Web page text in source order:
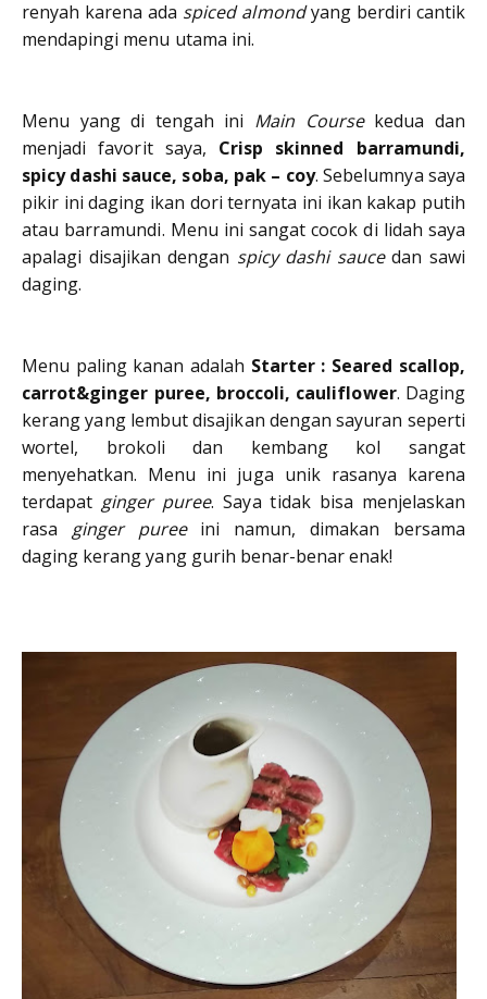
renyah karena ada spiced almondyang berdiri cantik
mendapingi menu utama ini.
Menu yang di tengah ini Main Coursekedua dan
menjadi favorit saya, Crisp skinned barramundi,
spicy dashi sauce, soba, pak – coy. Sebelumnya saya
pikir ini daging ikan dori ternyata ini ikan kakap putih
atau barramundi. Menu ini sangat cocok di lidah saya
apalagi disajikan dengan spicy dashi saucedan sawi
daging.
Menu paling kanan adalah Starter : Seared scallop,
carrot&ginger puree, broccoli, cauliflower. Daging
kerang yang lembut disajikan dengan sayuran seperti
wortel, brokoli dan kembang kol sangat
menyehatkan. Menu ini juga unik rasanya karena
terdapat ginger puree. Saya tidak bisa menjelaskan
rasa ginger pureeini namun, dimakan bersama
daging kerang yang gurih benar-benar enak!